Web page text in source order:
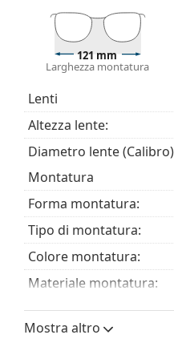
essere forniti con
Esplora l'intera gamma di
stili, oppure consulta la
È un dispositivo
121 mm
Larghezza montatura
Lenti
Altezza lente:
Diametro lente
Montatura
Forma montatura:
Tipo di montatura:
Colore montatura:
Materiale montatura:
Taglia:
Larghezza montatura:
Mostra altro